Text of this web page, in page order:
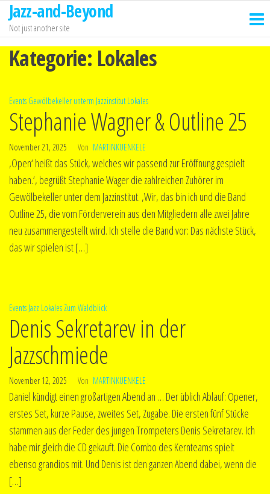
Zum
Inhalt
springen
Jazz-and-Beyond
Not just another site
Kategorie: Lokales
Events Gewölbekeller unterm Jazzinstitut Lokales
Stephanie Wagner & Outline 25
November 21, 2025 Von MARTINKUENKELE
‚Open‘ heißt das Stück, welches wir passend zur Eröffnung gespielt
haben.‘, begrüßt Stephanie Wager die zahlreichen Zuhörer im
Gewölbekeller unter dem Jazzinstitut. ‚Wir, das bin ich und die Band
Outline 25, die vom Förderverein aus den Mitgliedern alle zwei Jahre
neu zusammengestellt wird. Ich stelle die Band vor: Das nächste Stück,
das wir spielen ist […]
Events Jazz Lokales Zum Waldblick
Denis Sekretarev in der
Jazzschmiede
November 12, 2025 Von MARTINKUENKELE
Daniel kündigt einen großartigen Abend an … Der üblich Ablauf: Opener,
erstes Set, kurze Pause, zweites Set, Zugabe. Die ersten fünf Stücke
stammen aus der Feder des jungen Trompeters Denis Sekretarev. Ich
habe mir gleich die CD gekauft. Die Combo des Kernteams spielt
ebenso grandios mit. Und Denis ist den ganzen Abend dabei, wenn die
[…]